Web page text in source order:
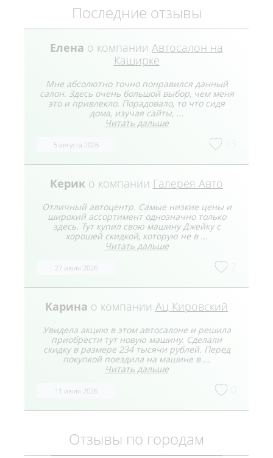
Последние отзывы
Елена о компании Автосалон на
Каширке
Мне абсолютно точно понравился данный
салон. Здесь очень большой выбор, чем меня
это и привлекло. Порадовало, то что сидя
дома, изучая сайты, ...
Читать дальше
5 августа 2026
Керик о компании Галерея Авто
Отличный автоцентр. Самые низкие цены и
широкий ассортимент однозначно только
здесь. Тут купил свою машину Джейку с
хорошей скидкой, которую не в ...
Читать дальше
27 июля 2026
Карина о компании Ац Кировский
Увидела акцию в этом автосалоне и решила
приобрести тут новую машину. Сделали
скидку в размере 234 тысячи рублей. Перед
покупкой поездила на машине в ...
Читать дальше
11 июля 2026
Отзывы по городам